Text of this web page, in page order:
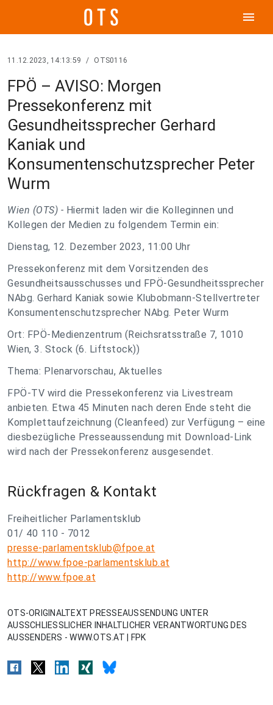
menu
11.12.2023, 14:13:59 / OTS0116
FPÖ – AVISO: Morgen
Pressekonferenz mit
Gesundheitssprecher Gerhard
Kaniak und
Konsumentenschutzsprecher Peter
Wurm
Wien (OTS) - Hiermit laden wir die Kolleginnen und
Kollegen der Medien zu folgendem Termin ein:
Dienstag, 12. Dezember 2023, 11:00 Uhr
Pressekonferenz mit dem Vorsitzenden des
Gesundheitsausschusses und FPÖ-Gesundheitssprecher
NAbg. Gerhard Kaniak sowie Klubobmann-Stellvertreter
Konsumentenschutzsprecher NAbg. Peter Wurm
Ort: FPÖ-Medienzentrum (Reichsratsstraße 7, 1010
Wien, 3. Stock (6. Liftstock))
Thema: Plenarvorschau, Aktuelles
FPÖ-TV wird die Pressekonferenz via Livestream
anbieten. Etwa 45 Minuten nach deren Ende steht die
Komplettaufzeichnung (Cleanfeed) zur Verfügung – eine
diesbezügliche Presseaussendung mit Download-Link
wird nach der Pressekonferenz ausgesendet.
Rückfragen & Kontakt
Freiheitlicher Parlamentsklub
01/ 40 110 - 7012
presse-parlamentsklub@fpoe.at
http://www.fpoe-parlamentsklub.at
http://www.fpoe.at
OTS-ORIGINALTEXT PRESSEAUSSENDUNG UNTER
AUSSCHLIESSLICHER INHALTLICHER VERANTWORTUNG DES
AUSSENDERS - WWW.OTS.AT | FPK